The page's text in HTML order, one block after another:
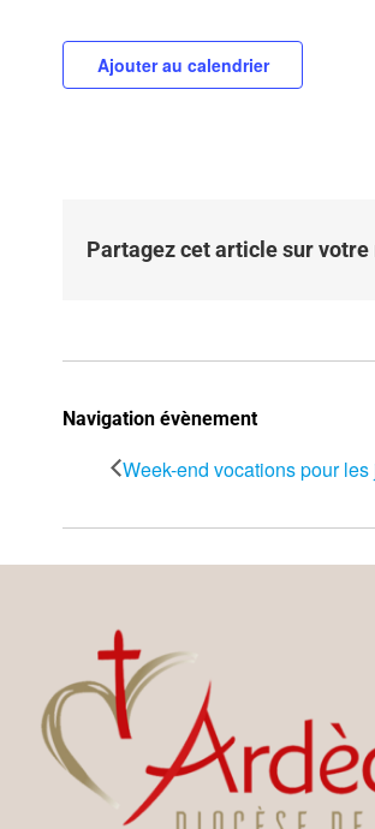
Ajouter au calendrier
Partagez cet article sur votre
Navigation évènement
Week-end vocations pour